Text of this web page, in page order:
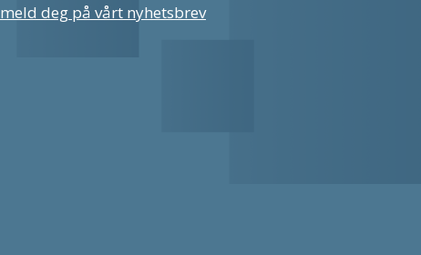
meld deg på vårt nyhetsbrev